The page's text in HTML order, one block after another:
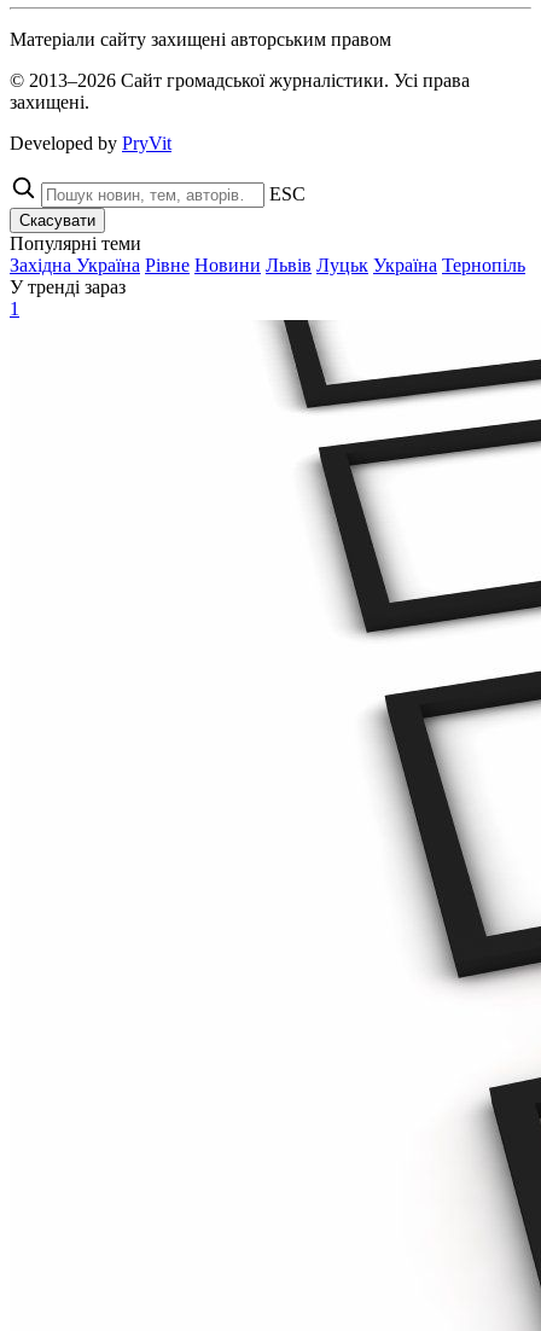
Матеріали сайту захищені авторським правом
© 2013–2026 Сайт громадської журналістики. Усі права
захищені.
Developed by PryVit
ESC
Скасувати
Популярні теми
Західна Україна Рівне Новини Львів Луцьк Україна Тернопіль
У тренді зараз
1